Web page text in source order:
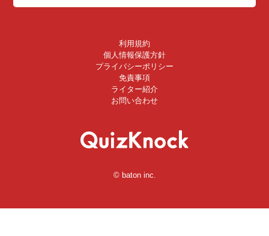
利用規約
個人情報保護方針
プライバシーポリシー
免責事項
ライター紹介
お問い合わせ
© baton inc.